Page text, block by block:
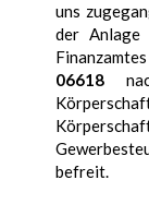
uns
der Anlage
06618
befreit.